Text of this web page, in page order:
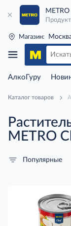
METRO
Магазин:
АлкоГуру
Каталог товаров
METRO
Популярные